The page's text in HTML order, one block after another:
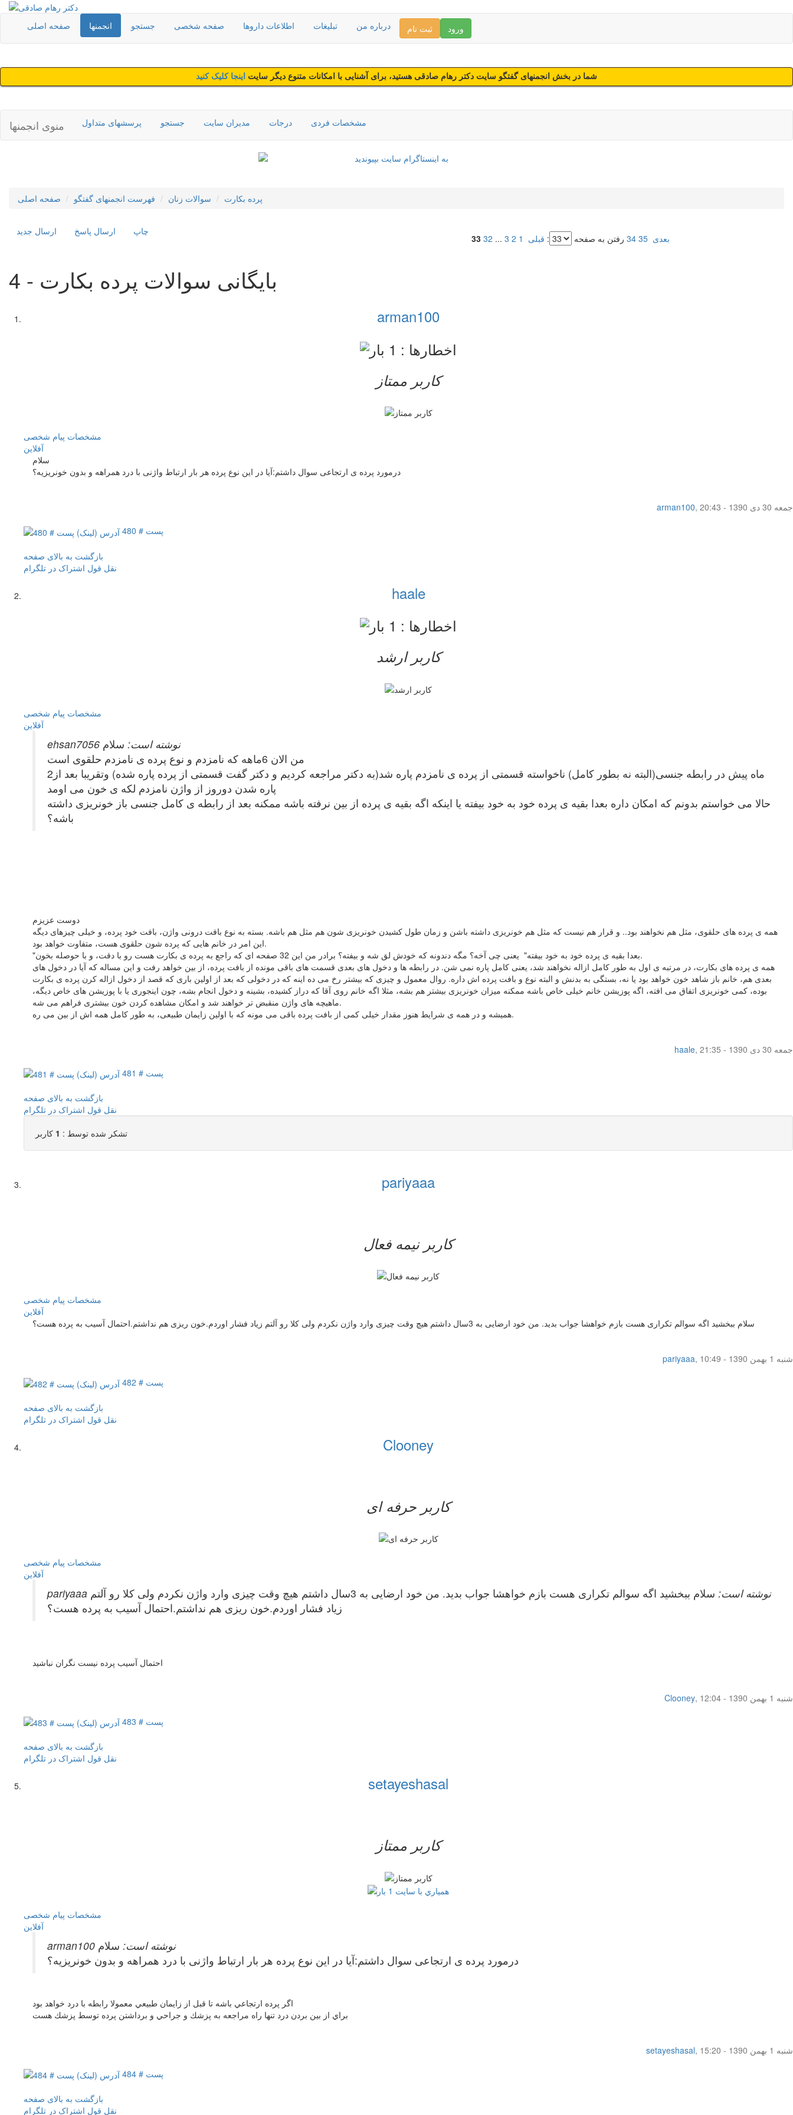
صفحه اصلی انجمنها جستجو صفحه شخصی اطلاعات داروها تبلیغات درباره من ثبت نام ورود
شما در بخش انجمنهای گفتگو سایت دکتر رهام صادقی هستید، برای آشنایی با امکانات متنوع دیگر سایت اینجا کلیک کنید
منوی انجمنها پرسشهای متداول جستجو مدیران سایت درجات مشخصات فردی
صفحه اصلی فهرست انجمنهای گفتگو سوالات زنان پرده بکارت
ارسال جديد ارسال پاسخ چاپ
رفتن به صفحه : قبلی 1
2
3
...
32
33 34 35 بعدی
بایگانی سوالات پرده بکارت - 4
arman100
کاربر ممتاز
مشخصات پیام شخصی
آفلاين
سلام
درمورد پرده ی ارتجاعی سوال داشتم:آیا در این نوع پرده هر بار ارتباط واژنی با درد همراهه و بدون خونریزیه؟
arman100,
جمعه 30 دی 1390 - 20:43
پست # 480
بازگشت به بالای صفحه
نقل قول اشتراک در تلگرام
haale
کاربر ارشد
مشخصات پیام شخصی
آفلاين
ehsan7056 نوشته است: سلام
من الان 6ماهه که نامزدم و نوع پرده ی نامزدم حلقوی است
2ماه پیش در رابطه جنسی(البته نه بطور کامل) ناخواسته قسمتی از پرده ی نامزدم پاره شد(به دکتر مراجعه کردیم و دکتر گفت قسمتی از پرده پاره شده) وتقریبا بعد از
پاره شدن دوروز از واژن نامزدم لکه ی خون می اومد
حالا می خواستم بدونم که امکان داره بعدا بقیه ی پرده خود به خود بیفته یا اینکه اگه بقیه ی پرده از بین نرفته باشه ممکنه بعد از رابطه ی کامل جنسی باز خونریزی داشته
باشه؟
دوست عزیزم
همه ی پرده های حلقوی، مثل هم نخواهند بود.. و قرار هم نیست که مثل هم خونریزی داشته باشن و زمان طول کشیدن خونریزی شون هم مثل هم باشه. بسته به نوع بافت درونی واژن، بافت خود پرده، و خیلی چیزهای دیگه
این امر در خانم هایی که پرده شون حلقوی هست، متفاوت خواهد بود.
"بعدا بقیه ی پرده خود به خود بیفته" یعنی چی آخه؟ مگه دندونه که خودش لق شه و بیفته؟ برادر من این 32 صفحه ای که راجع به پرده ی بکارت هست رو با دقت، و با حوصله بخون.
همه ی پرده های بکارت، در مرتبه ی اول به طور کامل ازاله نخواهند شد، یعنی کامل پاره نمی شن. در رابطه ها و دخول های بعدی قسمت های باقی مونده از بافت پرده، از بین خواهد رفت و این مساله که آیا در دخول های
بعدی هم، خانم باز شاهد خون خواهد بود یا نه، بستگی به بدنش و البته نوع و بافت پرده اش داره. روال معمول و چیزی که بیشتر رخ می ده اینه که در دخولی که بعد از اولین باری که قصد از دخول ازاله کرن پرده ی بکارت
بوده، کمی خونریزی اتفاق می افته، اگه پوزیشن خانم خیلی خاص باشه ممکنه میزان خونریزی بیشتر هم بشه، مثلا اگه خانم روی آقا که دراز کشیده، بشینه و دخول انجام بشه، چون اینجوری یا با پوزیشن های خاص دیگه،
ماهیچه های واژن منقبض تر خواهند شد و امکان مشاهده کردن خون بیشتری فراهم می شه.
همیشه و در همه ی شرایط هنوز مقدار خیلی کمی از بافت پرده باقی می مونه که با اولین زایمان طبیعی، به طور کامل همه اش از بین می ره.
haale,
جمعه 30 دی 1390 - 21:35
پست # 481
بازگشت به بالای صفحه
نقل قول اشتراک در تلگرام
تشکر شده توسط : 1 کاربر
pariyaaa
کاربر نيمه فعال
مشخصات پیام شخصی
آفلاين
سلام ببخشید اگه سوالم تکراری هست بازم خواهشا جواب بدید. من خود ارضایی به 3سال داشتم هیچ وقت چیزی وارد واژن نکردم ولی کلا رو آلتم زیاد فشار اوردم.خون ریزی هم نداشتم.احتمال آسیب به پرده هست؟
pariyaaa,
شنبه 1 بهمن 1390 - 10:49
پست # 482
بازگشت به بالای صفحه
نقل قول اشتراک در تلگرام
Clooney
کاربر حرفه ای
مشخصات پیام شخصی
آفلاين
pariyaaa نوشته است:
سلام ببخشید اگه سوالم تکراری هست بازم خواهشا جواب بدید. من خود ارضایی به 3سال داشتم هیچ وقت چیزی وارد واژن نکردم ولی کلا رو آلتم
زیاد فشار اوردم.خون ریزی هم نداشتم.احتمال آسیب به پرده هست؟
احتمال آسیب پرده نیست نگران نباشید
Clooney,
شنبه 1 بهمن 1390 - 12:04
پست # 483
بازگشت به بالای صفحه
نقل قول اشتراک در تلگرام
setayeshasal
کاربر ممتاز
مشخصات پیام شخصی
آفلاين
arman100 نوشته است: سلام
درمورد پرده ی ارتجاعی سوال داشتم:آیا در این نوع پرده هر بار ارتباط واژنی با درد همراهه و بدون خونریزیه؟
اگر پرده ارتجاعي باشه تا قبل از زايمان طبيعي معمولا رابطه با درد خواهد بود
براي از بين بردن درد تنها راه مراجعه به پزشك و جراحي و برداشتن پرده توسط پزشك هست
setayeshasal,
شنبه 1 بهمن 1390 - 15:20
پست # 484
بازگشت به بالای صفحه
نقل قول اشتراک در تلگرام